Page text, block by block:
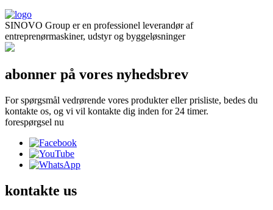
SINOVO Group er en professionel leverandør af
entreprenørmaskiner, udstyr og byggeløsninger
abonner på vores nyhedsbrev
For spørgsmål vedrørende vores produkter eller prisliste, bedes du
kontakte os, og vi vil kontakte dig inden for 24 timer.
forespørgsel nu
kontakte us